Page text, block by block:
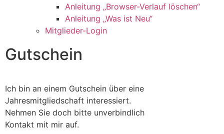
Anleitung „Browser-Verlauf löschen“
Anleitung „Was ist Neu“
Mitglieder-Login
Gutschein
Ich bin an einem Gutschein über eine
Jahresmitgliedschaft interessiert.
Nehmen Sie doch bitte unverbindlich
Kontakt mit mir auf.